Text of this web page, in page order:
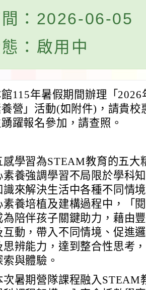
：2026-06-05
：啟用中
115年暑假期間辦理「
營」活動(如附件)，請貴校
躍報名參加，請查照。
感學習為STEAM教育的五大
素養強調學習不局限於學科
識來解決生活中各種不同情
素養培植及建構過程中，「
為陪伴孩子關鍵助力，藉由
互動，帶入不同情境、促進
思辨能力，達到整合性思考
索與體驗。
次暑期營隊課程融入STEAM